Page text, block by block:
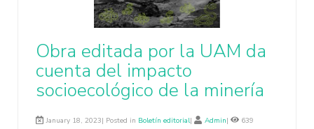
Obra editada por la UAM da
cuenta del impacto
socioecológico de la minería
January 18, 2023| Posted in Boletín editorial| Admin| 639